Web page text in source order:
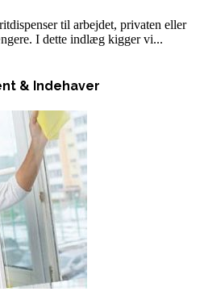
til arbejdet, privaten eller
I dette indlæg kigger vi...
& Indehaver